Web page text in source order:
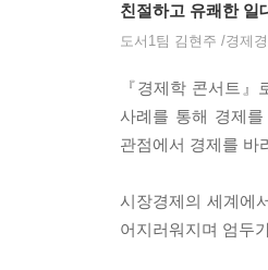
친절하고 유쾌한 일
도서1팀 김현주 /경제
『경제학 콘서트
사례를 통해 경제
관점에서 경제를 바
시장경제의 세계에
어지러워지며 엄두